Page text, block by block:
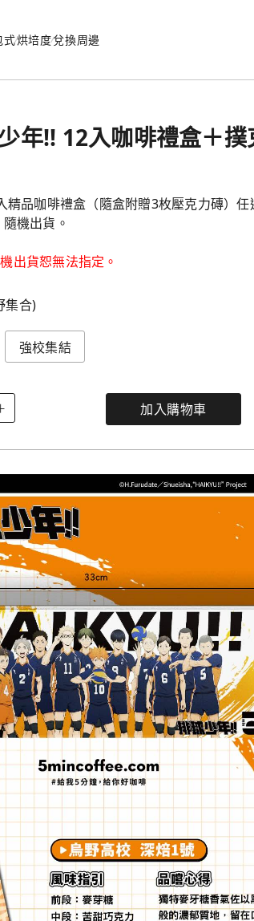
式烘培度兌換周邊
年!! 12入咖啡禮盒＋撲
品咖啡禮盒（隨盒附贈3枚壓克力磚）任
機出貨。
出貨恕無法指定。
集合)
強校集結
加入購物車